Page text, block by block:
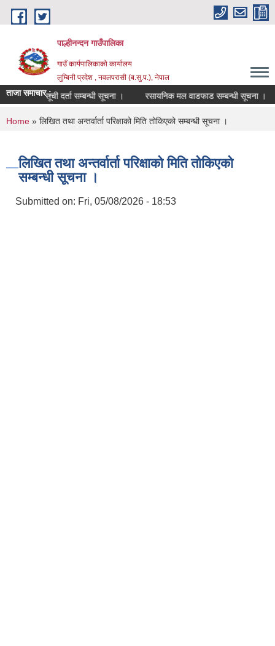
Skip to main content
पाल्हीनन्दन गाउँपालिका
गाउँ कार्यपालिकाको कार्यालय
लुम्बिनी प्रदेश , नवलपरासी (ब.सु.प.), नेपाल
ताजा समाचार :सूची दर्ता सम्बन्धी सूचना । रसायनिक मल वाडफाड सम्बन्धी सूचना ।
You are here
Home » लिखित तथा अन्तर्वार्ता परिक्षाको मिति तोकिएको सम्बन्धी सूचना ।
लिखित तथा अन्तर्वार्ता परिक्षाको मिति तोकिएको
सम्बन्धी सूचना ।
Submitted on: Fri, 05/08/2026 - 18:53